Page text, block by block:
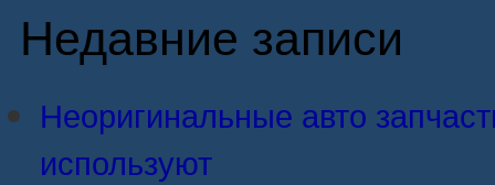
Недавние записи
Неоригинальные авто
используют